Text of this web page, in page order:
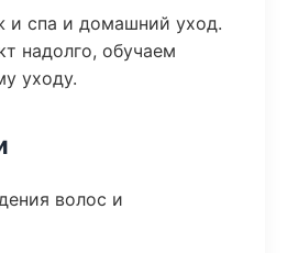
и спа и домашний уход.
надолго, обучаем
уходу.
волос и